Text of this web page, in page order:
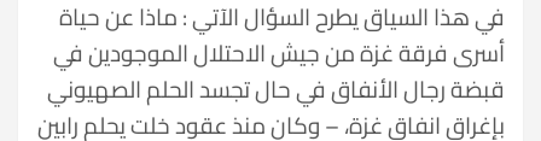
في هذا السياق يطرح السؤال الآتي : ماذا عن حياة
أسرى فرقة غزة من جيش الاحتلال الموجودين في
قبضة رجال الأنفاق في حال تجسد الحلم الصهيوني
بإغراق انفاق غزة، – وكان منذ عقود خلت يحلم رابين